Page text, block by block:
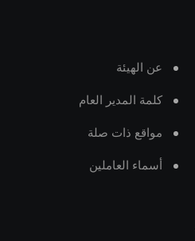
عن الهيئة
كلمة المدير العام
مواقع ذات صلة
أسماء العاملين